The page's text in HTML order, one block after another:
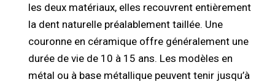
les deux matériaux, elles recouvrent entièrement
la dent naturelle préalablement taillée. Une
couronne en céramique offre généralement une
durée de vie de 10 à 15 ans. Les modèles en
métal ou à base métallique peuvent tenir jusqu’à